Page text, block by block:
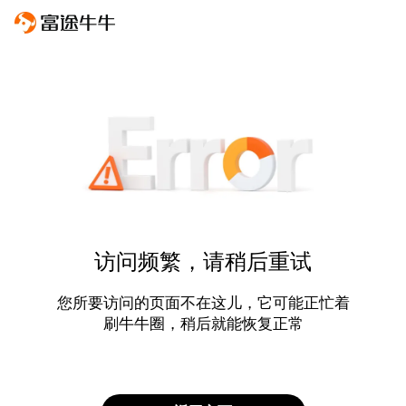
访问频繁，请稍后重试
您所要访问的页面不在这儿，它可能正忙着
刷牛牛圈，稍后就能恢复正常